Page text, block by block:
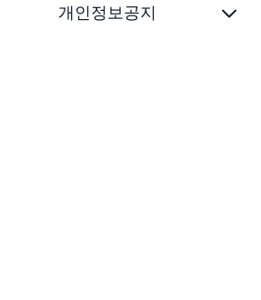
개인정보공지